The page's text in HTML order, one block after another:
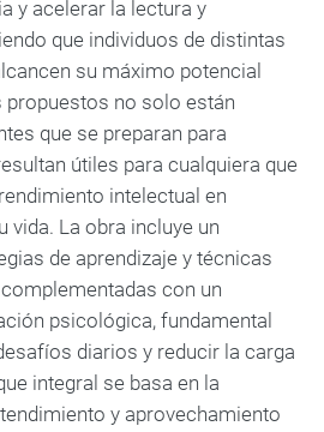
y acelerar la lectura y
que individuos de distintas
su máximo potencial
no solo están
que se preparan para
útiles para cualquiera que
intelectual en
vida. La obra incluye un
de aprendizaje y técnicas
con un
psicológica, fundamental
diarios y reducir la carga
integral se basa en la
y aprovechamiento